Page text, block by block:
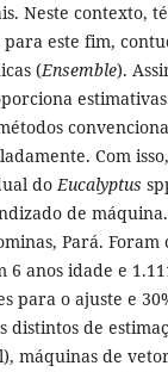
Neste contexto,
este fim,
(Ensemble).
Com
doEucalyptus
de
Pará. Foram
6 anos idade e
para o ajuste e
distintos de
máquinas de